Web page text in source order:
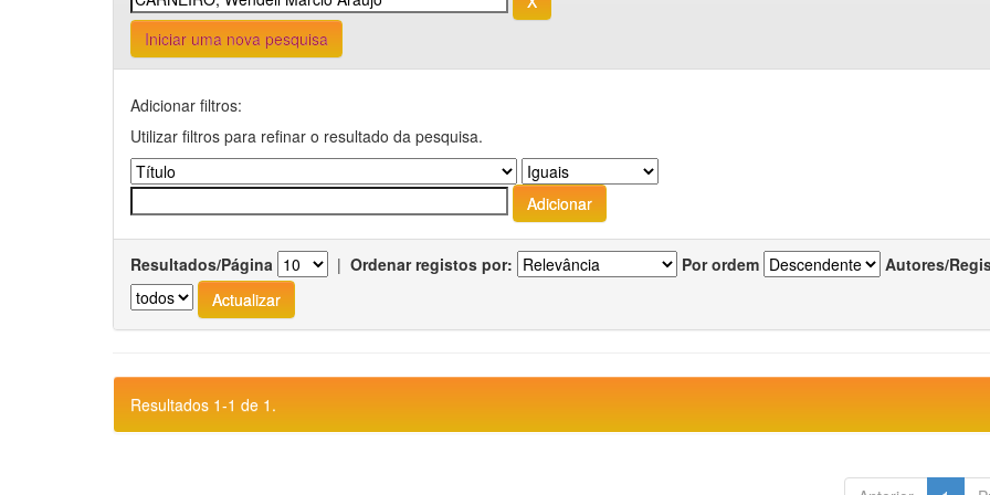
Iniciar uma nova pesquisa
Adicionar filtros:
Utilizar filtros para refinar o resultado da pesquisa.
Resultados/Página | Ordenar registos por: Por ordem Autores/
Resultados 1-1 de 1.